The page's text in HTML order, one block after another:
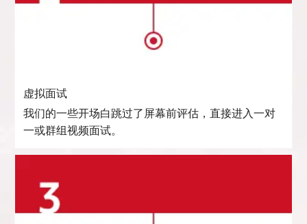
虚拟面试
我们的一些开场白跳过了屏幕前评估，直接进入一对
一或群组视频面试。